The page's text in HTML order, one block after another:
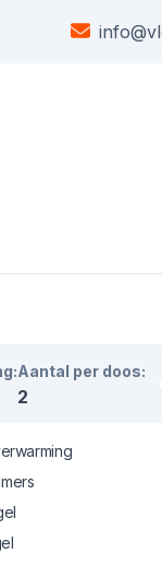
Aantal per doos:
2